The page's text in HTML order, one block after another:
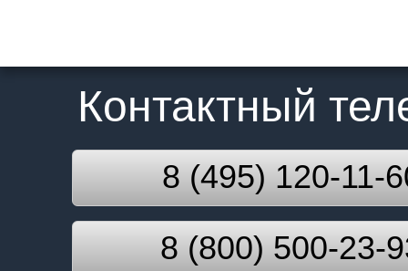
Контактный
8 (495) 120-11-
8 (800) 500-23-